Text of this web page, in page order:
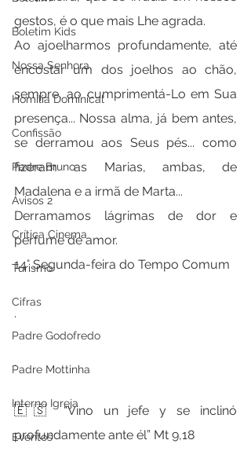
Boletim Kids
Nossa Senhora
Homilia Dominical
Confissão
Padre Bruno
Avisos 2
Crítica Cinema
Turismo
Cifras
Padre Godofredo
Padre Mottinha
Interno Igreja
Eventos
gestos, é o que mais Lhe agrada.
Ao ajoelharmos profundamente, até
encostar um dos joelhos ao chão,
sempre, ao cumprimentá-Lo em Sua
presença... Nossa alma, já bem antes,
se derramou aos Seus pés... como
fizeram as Marias, ambas, de
Madalena e a irmã de Marta...
Derramamos lágrimas de dor e
perfume de amor.
14° Segunda-feira do Tempo Comum
.
.
🇪🇸 “Vino un jefe y se inclinó
profundamente ante él” Mt 9,18